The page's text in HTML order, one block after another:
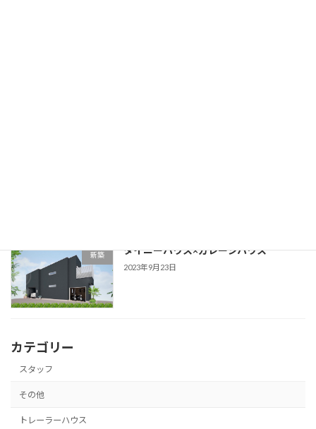
新築 タイニーハウス×ガレージハウス
2023年9月23日
カテゴリー
スタッフ
その他
トレーラーハウス